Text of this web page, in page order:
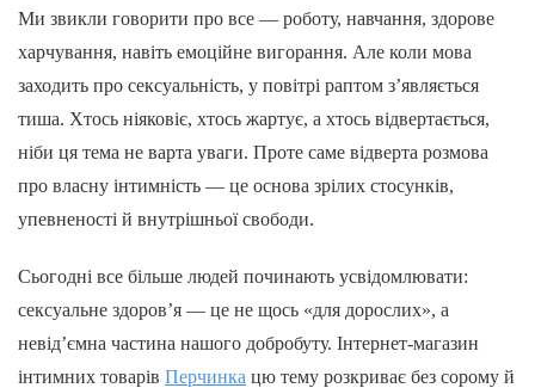
Ми звикли говорити про все — роботу, навчання, здорове
харчування, навіть емоційне вигорання. Але коли мова
заходить про сексуальність, у повітрі раптом з’являється
тиша. Хтось ніяковіє, хтось жартує, а хтось відвертається,
ніби ця тема не варта уваги. Проте саме відверта розмова
про власну інтимність — це основа зрілих стосунків,
упевненості й внутрішньої свободи.
Сьогодні все більше людей починають усвідомлювати:
сексуальне здоров’я — це не щось «для дорослих», а
невід’ємна частина нашого добробуту. Інтернет-магазин
інтимних товарів Перчинка цю тему розкриває без сорому й